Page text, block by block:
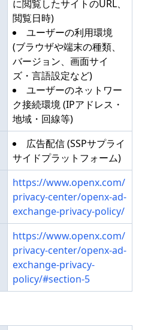
に閲覧したサイトのURL、
閲覧日時)
ユーザーの利用環境
(ブラウザや端末の種類、
バージョン、画面サイ
ズ・言語設定など)
ユーザーのネットワー
ク接続環境 (IPアドレス・
地域・回線等)
広告配信 (SSPサプライ
サイドプラットフォーム)
https://www.openx.com/
privacy-center/openx-ad-
exchange-privacy-policy/
https://www.openx.com/
privacy-center/openx-ad-
exchange-privacy-
policy/#section-5